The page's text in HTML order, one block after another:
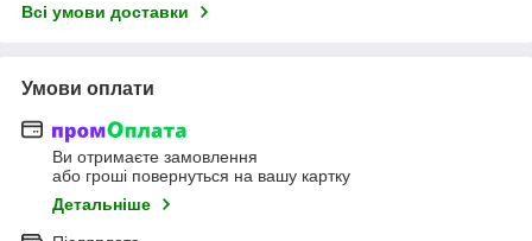
Всі умови доставки
Умови оплати
Ви отримаєте замовлення
або гроші повернуться на вашу картку
Детальніше